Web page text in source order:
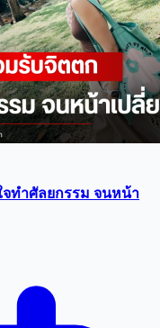
ทำศัลยกรรม จนหน้า